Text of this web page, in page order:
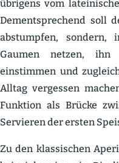
übrigens vom
Dementspre­chend soll
abstumpfen, sondern,
Gaumen netzen, ihn
einstimmen und
Alltag vergessen
Funktion als Brücke
Servieren der ersten
Zu den klassi­schen